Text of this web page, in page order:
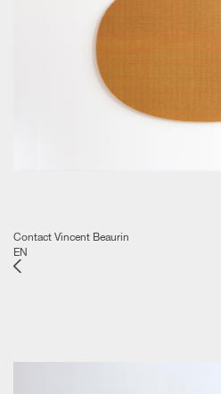
Contact Vincent Beaurin
EN